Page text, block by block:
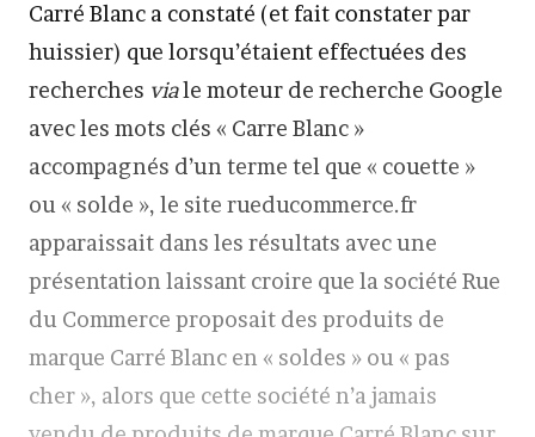
Carré Blanc a constaté (et fait constater par
huissier) que lorsqu’étaient effectuées des
recherches viale moteur de recherche Google
avec les mots clés « Carre Blanc »
accompagnés d’un terme tel que « couette »
ou « solde », le site rueducommerce.fr
apparaissait dans les résultats avec une
présentation laissant croire que la société Rue
du Commerce proposait des produits de
marque Carré Blanc en « soldes » ou « pas
cher », alors que cette société n’a jamais